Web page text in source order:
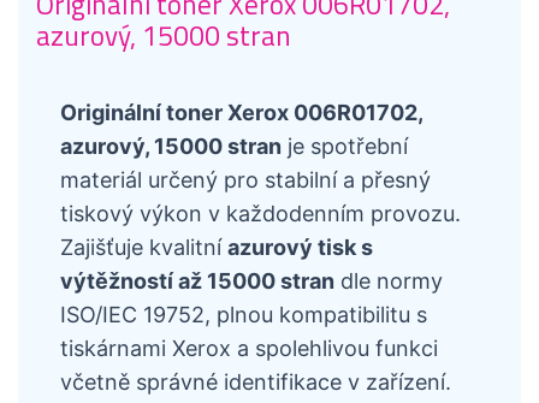
azurový, 15000 stran
Originální toner Xerox 006R01702,
azurový, 15000 stran je spotřební
materiál určený pro stabilní a přesný
tiskový výkon v každodenním provozu.
Zajišťuje kvalitníazurový tisk s
výtěžností až 15000 stran dle normy
ISO/IEC 19752, plnou kompatibilitu s
tiskárnami Xerox a spolehlivou funkci
včetně správné identifikace v zařízení.